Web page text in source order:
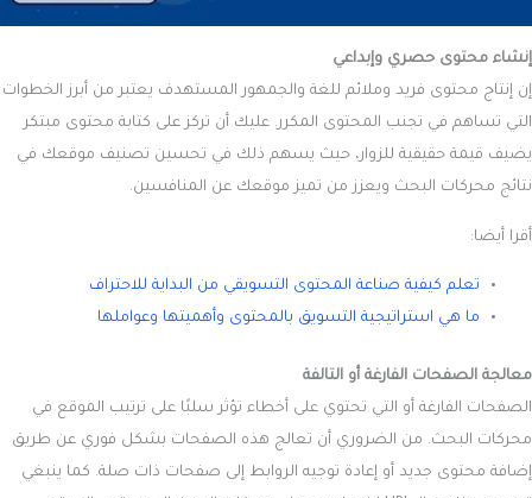
إنشاء محتوى حصري وإبداعي
إن إنتاج محتوى فريد وملائم للغة والجمهور المستهدف يعتبر من أبرز الخطوات
التي تساهم في تجنب المحتوى المكرر. عليك أن تركز على كتابة محتوى مبتكر
يضيف قيمة حقيقية للزوار، حيث يسهم ذلك في تحسين تصنيف موقعك في
نتائج محركات البحث ويعزز من تميز موقعك عن المنافسين.
أقرا أيضا:
تعلم كيفية صناعة المحتوى التسويقي من البداية للاحتراف
ما هي استراتيجية التسويق بالمحتوى وأهميتها وعواملها
معالجة الصفحات الفارغة أو التالفة
الصفحات الفارغة أو التي تحتوي على أخطاء تؤثر سلبًا على ترتيب الموقع في
محركات البحث. من الضروري أن تعالج هذه الصفحات بشكل فوري عن طريق
إضافة محتوى جديد أو إعادة توجيه الروابط إلى صفحات ذات صلة. كما ينبغي